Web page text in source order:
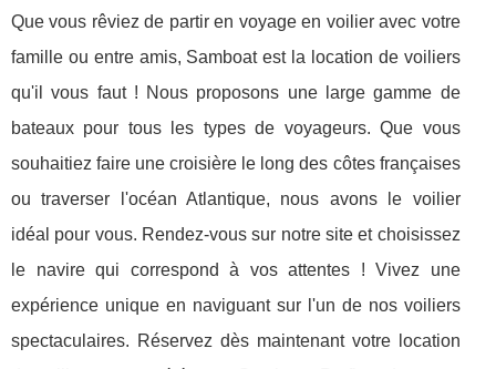
Que vous rêviez de partir en voyage en voilier avec votre
famille ou entre amis, Samboat est la location de voiliers
qu'il vous faut ! Nous proposons une large gamme de
bateaux pour tous les types de voyageurs. Que vous
souhaitiez faire une croisière le long des côtes françaises
ou traverser l'océan Atlantique, nous avons le voilier
idéal pour vous. Rendez-vous sur notre site et choisissez
le navire qui correspond à vos attentes ! Vivez une
expérience unique en naviguant sur l'un de nos voiliers
spectaculaires. Réservez dès maintenant votre location